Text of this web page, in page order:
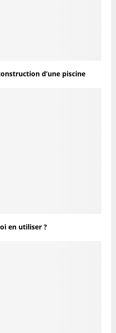
d’une piscine
en utiliser ?